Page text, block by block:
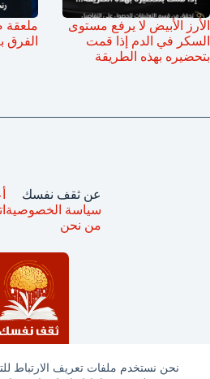
نحن نستخدم ملفات تعريف الارتباط
الأرز الأبيض لا يرفع مستوى
السكر في الدم إذا قمت
بتحضيره بهذه الطريقة
ملعقة
الفرق
عن ثقف نفسك
سياسة الخصوصية
من نحن